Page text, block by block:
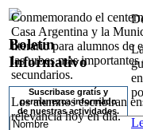
Conmemorando el
Casa Argentina y la
literario para alumnos de
las urbes mas
secundarios.
Los alumnos escribiran
relevancia hoy en día.
Boletín
Informativo
Suscribase gratís y
permanezca informado
de nuestras actividades.